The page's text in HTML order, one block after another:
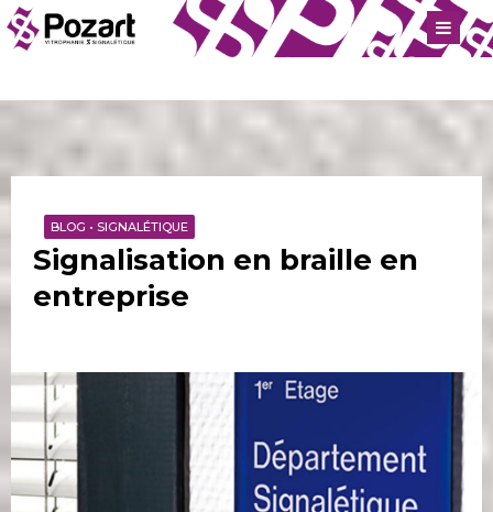
Signalisation en braille en
entreprise
BLOG • SIGNALÉTIQUE